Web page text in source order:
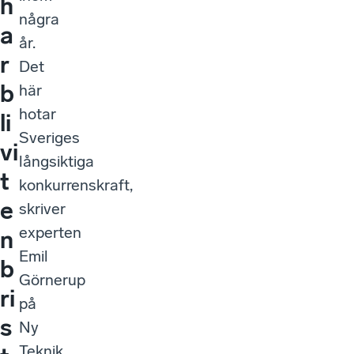
h
a
r
b
li
vi
t
e
n
b
ri
s
några
år.
Det
här
hotar
Sveriges
långsiktiga
konkurrenskraft,
skriver
experten
Emil
Görnerup
på
Ny